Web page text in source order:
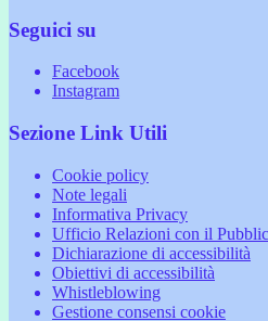
Seguici su
Facebook
Instagram
Sezione Link Utili
Cookie policy
Note legali
Informativa Privacy
Ufficio Relazioni con il
Dichiarazione di accessibilità
Obiettivi di accessibilità
Whistleblowing
Gestione consensi cookie